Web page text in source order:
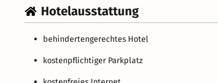
Hotelausstattung
behindertengerechtes Hotel
kostenpflichtiger Parkplatz